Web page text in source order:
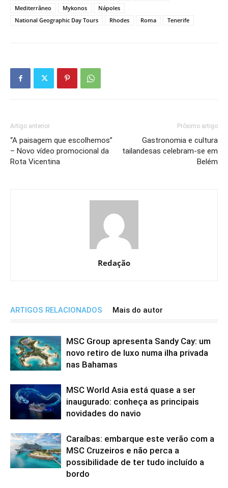
Mediterrâneo
Mykonos
Nápoles
National Geographic Day Tours
Rhodes Roma Tenerife
Artigo anterior
“A paisagem que escolhemos”
– Novo vídeo promocional da
Rota Vicentina
Próximo artigo
Gastronomia e cultura
tailandesas celebram-se em
Belém
Redação
ARTIGOS RELACIONADOS Mais do autor
MSC Group apresenta Sandy Cay: um
novo retiro de luxo numa ilha privada
nas Bahamas
MSC World Asia está quase a ser
inaugurado: conheça as principais
novidades do navio
Caraíbas: embarque este verão com a
MSC Cruzeiros e não perca a
possibilidade de ter tudo incluído a
bordo